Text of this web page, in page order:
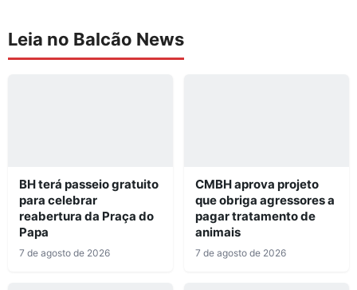
Leia no Balcão News
BH terá passeio gratuito
para celebrar
reabertura da Praça do
Papa
7 de agosto de 2026
CMBH aprova projeto
que obriga agressores a
pagar tratamento de
animais
7 de agosto de 2026